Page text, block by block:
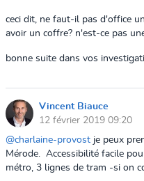
ceci dit, ne faut-il pas d'office
avoir un coffre? n'est-ce pas
bonne suite dans vos
Vincent Biauce
12 février 2019 09:20
@charlaine-provost je peux
Mérode. Accessibilité facile
métro, 3 lignes de tram -si on